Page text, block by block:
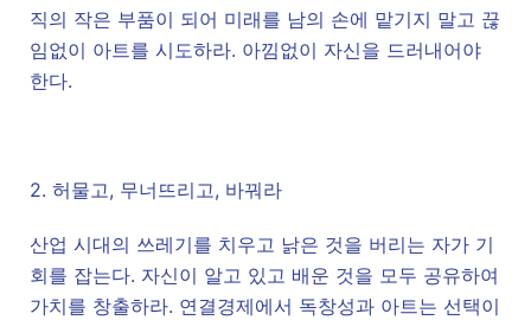
직의 작은 부품이 되어 미래를 남의 손에 맡기지 말고 끊
임없이 아트를 시도하라. 아낌없이 자신을 드러내어야
한다.
2. 허물고, 무너뜨리고, 바꿔라
산업 시대의 쓰레기를 치우고 낡은 것을 버리는 자가 기
회를 잡는다. 자신이 알고 있고 배운 것을 모두 공유하여
가치를 창출하라. 연결경제에서 독창성과 아트는 선택이